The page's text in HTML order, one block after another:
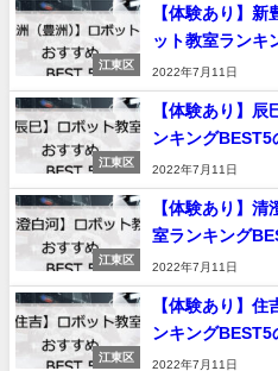
江東区
【体験あり】
ット教室ランキ
2022年7月11日
江東区
【体験あり】
ンキングBEST5
2022年7月11日
江東区
【体験あり】
室ランキング
2022年7月11日
江東区
【体験あり】
ンキングBEST5
2022年7月11日